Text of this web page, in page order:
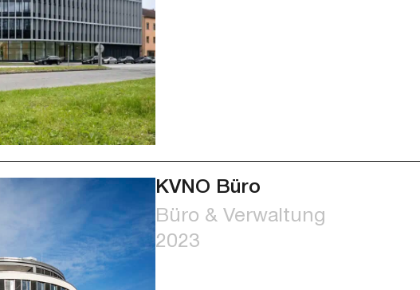
KVNO Büro
Büro & Verwaltung
2023